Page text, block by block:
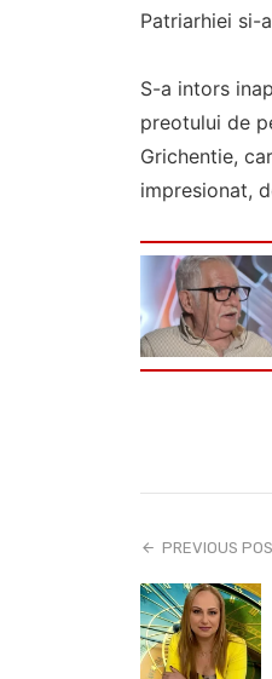
Patriarhiei si-
S-a intors
preotului de
Grichentie,
impresionat,
PREVIOUS